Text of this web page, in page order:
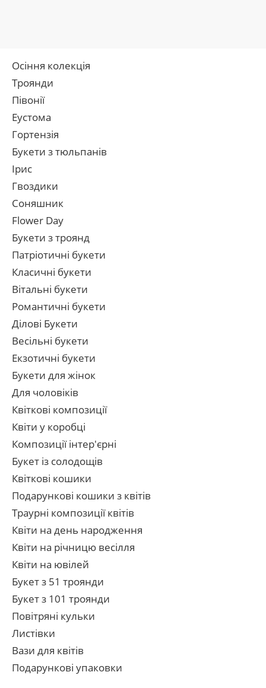
Осіння колекція
Троянди
Півонії
Еустома
Гортензія
Букети з тюльпанів
Ірис
Гвоздики
Соняшник
Flower Day
Букети з троянд
Патріотичні букети
Класичні букети
Вітальні букети
Романтичні букети
Ділові Букети
Весільні букети
Екзотичні букети
Букети для жінок
Для чоловіків
Квіткові композиції
Квіти у коробці
Композиції інтер'єрні
Букет із солодощів
Квіткові кошики
Подарункові кошики з квітів
Траурні композиції квітів
Квіти на день народження
Квіти на річницю весілля
Квіти на ювілей
Букет з 51 троянди
Букет з 101 троянди
Повітряні кульки
Листівки
Вази для квітів
Подарункові упаковки